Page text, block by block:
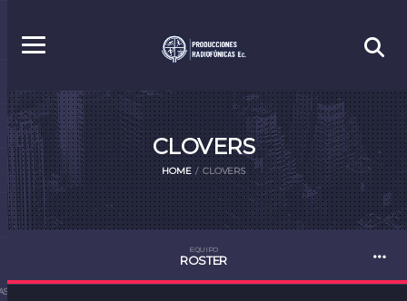
CLOVERS
HOME CLOVERS
EQUIPO
ROSTER